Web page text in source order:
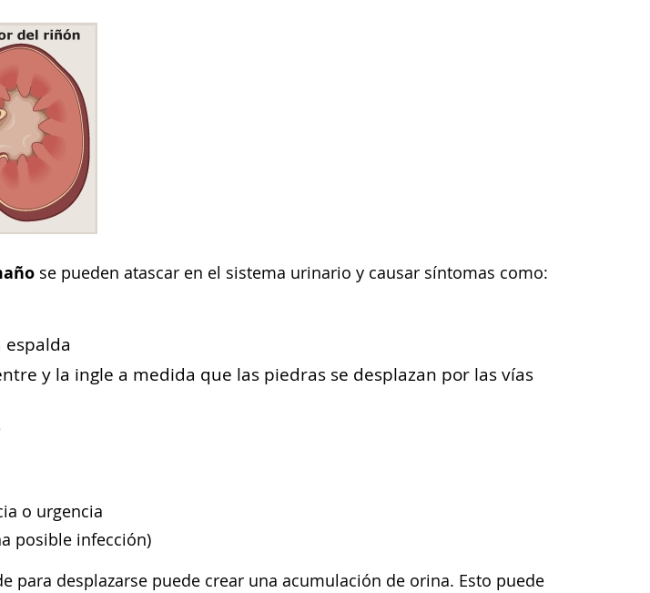
se pueden atascar en el sistema urinario y causar síntomas como:
espalda
y la ingle a medida que las piedras se desplazan por las vías
o urgencia
posible infección)
para desplazarse puede crear una acumulación de orina. Esto puede